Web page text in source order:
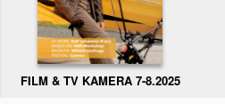
FILM & TV KAMERA 7-8.2025